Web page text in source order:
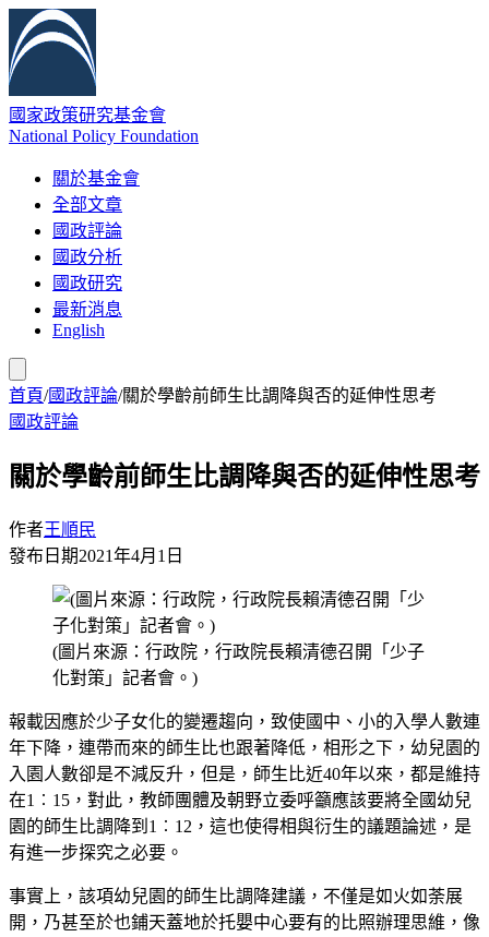
國家政策研究基金會
National Policy Foundation
關於基金會
全部文章
國政評論
國政分析
國政研究
最新消息
English
首頁/國政評論/關於學齡前師生比調降與否的延伸性思考
國政評論
關於學齡前師生比調降與否的延伸性思考
作者王順民
發布日期2021年4月1日
(圖片來源：行政院，行政院長賴清德召開「少子
化對策」記者會。)
報載因應於少子女化的變遷趨向，致使國中、小的入學人數連
年下降，連帶而來的師生比也跟著降低，相形之下，幼兒園的
入園人數卻是不減反升，但是，師生比近40年以來，都是維持
在1︰15，對此，教師團體及朝野立委呼籲應該要將全國幼兒
園的師生比調降到1︰12，這也使得相與衍生的議題論述，是
有進一步探究之必要。
事實上，該項幼兒園的師生比調降建議，不僅是如火如荼展
開，乃甚至於也鋪天蓋地於托嬰中心要有的比照辦理思維，像